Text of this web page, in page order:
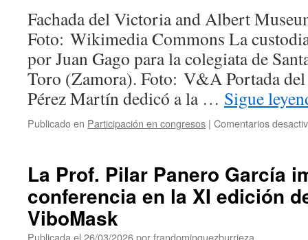
Fachada del Victoria and Albert
Foto: Wikimedia Commons La
por Juan Gago para la colegiata de
Toro (Zamora). Foto: V&A Portada
Pérez Martín dedicó a la … Sigue
Publicado en Participación en congresos | Comentarios
La Prof. Pilar Panero García
conferencia en la XI edición
ViboMask
Publicada el 26/03/2026porfrandominguezburrieza